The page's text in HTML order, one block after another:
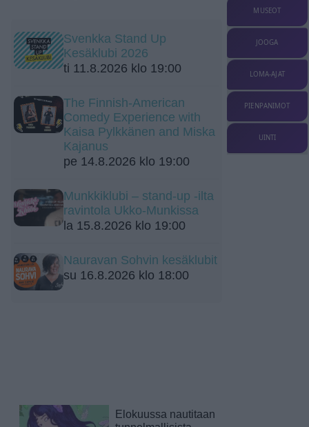
Svenkka Stand Up
Kesäklubi 2026
ti 11.8.2026 klo 19:00
The Finnish-American
Comedy Experience with
Kaisa Pylkkänen and Miska
Kajanus
pe 14.8.2026 klo 19:00
Munkkiklubi – stand-up -ilta
ravintola Ukko-Munkissa
la 15.8.2026 klo 19:00
Nauravan Sohvin kesäklubit
su 16.8.2026 klo 18:00
Elokuussa nautitaan
MUSEOT
JOOGA
LOMA-AJAT
PIENPANIMOT
UINTI